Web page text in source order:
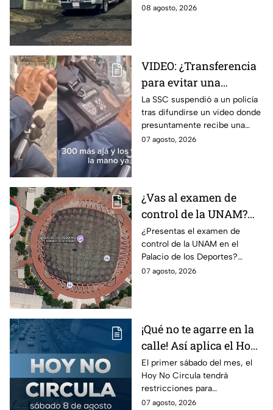
Tlalpan, provocado por las
08 agosto, 2026
VIDEO: ¿Transferencia
para evitar una
sanción? SSC suspende
a policía y abre
investigación
La SSC suspendió a un policía
tras difundirse un video donde
presuntamente recibe una
transferencia para evitar una
07 agosto, 2026
¿Vas al examen de
control de la UNAM?
Así puedes llegar al
Palacio de los Deportes
en Metro, camión y
Metrobús
¿Presentas el examen de
control de la UNAM en el
Palacio de los Deportes?
Consulta cómo llegar en
07 agosto, 2026
¡Qué no te agarre en la
calle! Así aplica el Hoy
No Circula el primer
sábado del mes
El primer sábado del mes, el
Hoy No Circula tendrá
restricciones para
determinados vehículos en la
07 agosto, 2026